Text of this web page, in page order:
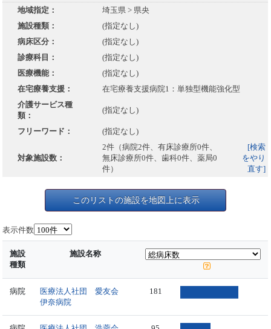
地域指定：
埼玉県 > 県央
施設種類：
(指定なし)
病床区分：
(指定なし)
診療科目：
(指定なし)
医療機能：
(指定なし)
在宅療養支援：
在宅療養支援病院1：単独型機能強化型
介護サービス種
類：
(指定なし)
フリーワード： (指定なし)
対象施設数：
2件（病院2件、有床診療所0件、
無床診療所0件、歯科0件、薬局0
件）
[検索
をやり
直す]
このリストの施設を地図上に表示
表示件数
施設
種類
施設名称
病院
医療法人社団 愛友会
伊奈病院
181